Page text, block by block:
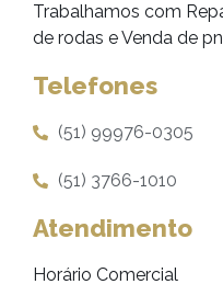
Trabalhamos com
de rodas e Venda de
Telefones
(51) 99976-0305
(51) 3766-1010
Atendimento
Horário Comercial